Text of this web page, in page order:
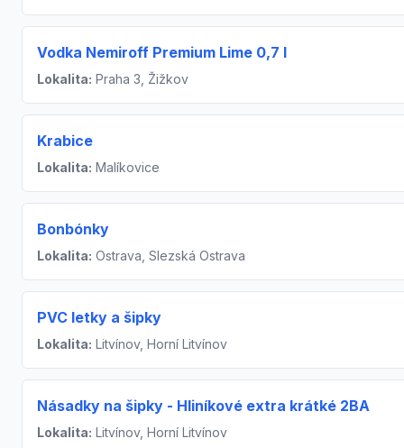
Vodka Nemiroff Premium Lime 0,7 l
Lokalita: Praha 3, Žižkov
Krabice
Lokalita: Malíkovice
Bonbónky
Lokalita: Ostrava, Slezská Ostrava
PVC letky a šipky
Lokalita: Litvínov, Horní Litvínov
Násadky na šipky - Hliníkové extra krátké 2BA
Lokalita: Litvínov, Horní Litvínov